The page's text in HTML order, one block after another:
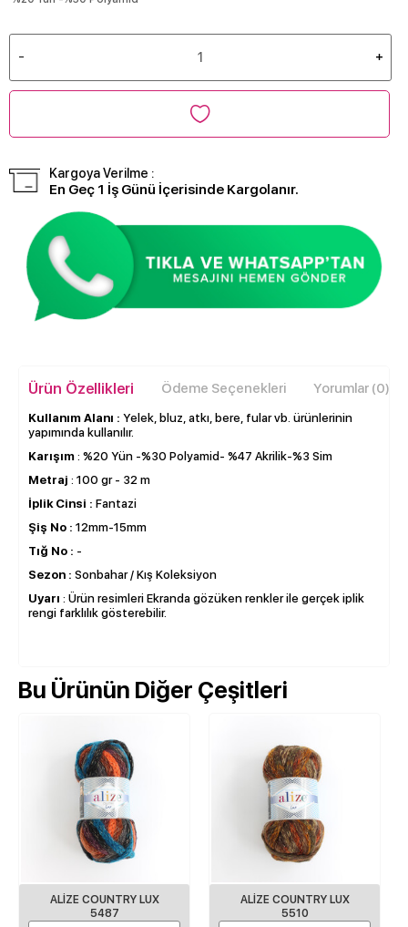
Kargoya Verilme :
En Geç 1 İş Günü İçerisinde Kargolanır.
Ürün Özellikleri Ödeme Seçenekleri Yorumlar (0)
Kullanım Alanı : Yelek, bluz, atkı, bere, fular vb. ürünlerinin
yapımında kullanılır.
Karışım : %20 Yün -%30 Polyamid- %47 Akrilik-%3 Sim
Metraj : 100 gr - 32 m
İplik Cinsi : Fantazi
Şiş No : 12mm-15mm
Tığ No : -
Sezon : Sonbahar / Kış Koleksiyon
Uyarı : Ürün resimleri Ekranda gözüken renkler ile gerçek iplik
rengi farklılık gösterebilir.
Bu Ürünün Diğer Çeşitleri
ALIZE COUNTRY LUX
5487
ALIZE COUNTRY LUX
5510